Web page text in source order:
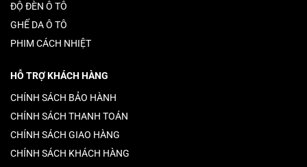
ĐỘ ĐÈN Ô TÔ
GHẾ DA Ô TÔ
PHIM CÁCH NHIỆT
HỖ TRỢ KHÁCH HÀNG
CHÍNH SÁCH BẢO HÀNH
CHÍNH SÁCH THANH TOÁN
CHÍNH SÁCH GIAO HÀNG
CHÍNH SÁCH KHÁCH HÀNG